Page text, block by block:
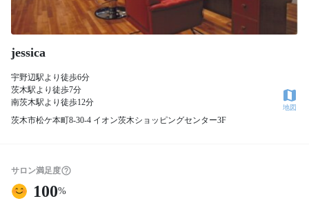
jessica
宇野辺駅より徒歩6分
茨木駅より徒歩7分
南茨木駅より徒歩12分
茨木市松ケ本町8-30-4 イオン茨木ショッピングセンター3F
地図
サロン満足度
100%